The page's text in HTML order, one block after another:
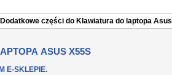
Dodatkowe części do Klawiatura do laptopa Asus
ASUS X55S
E-SKLEPIE.